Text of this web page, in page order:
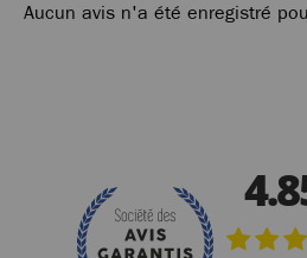
Aucun avis n'a été enregistré